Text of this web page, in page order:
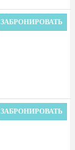
ЗАБРОНИРОВАТЬ
ЗАБРОНИРОВАТЬ